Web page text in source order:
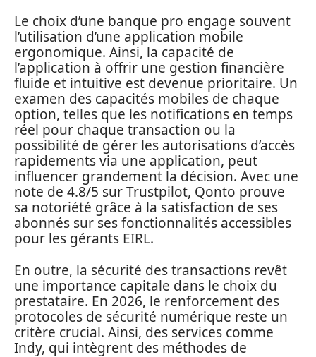
Le choix d’une banque pro engage souvent
l’utilisation d’une application mobile
ergonomique. Ainsi, la capacité de
l’application à offrir une gestion financière
fluide et intuitive est devenue prioritaire. Un
examen des capacités mobiles de chaque
option, telles que les notifications en temps
réel pour chaque transaction ou la
possibilité de gérer les autorisations d’accès
rapidements via une application, peut
influencer grandement la décision. Avec une
note de 4.8/5 sur Trustpilot, Qonto prouve
sa notoriété grâce à la satisfaction de ses
abonnés sur ses fonctionnalités accessibles
pour les gérants EIRL.
En outre, la sécurité des transactions revêt
une importance capitale dans le choix du
prestataire. En 2026, le renforcement des
protocoles de sécurité numérique reste un
critère crucial. Ainsi, des services comme
Indy, qui intègrent des méthodes de